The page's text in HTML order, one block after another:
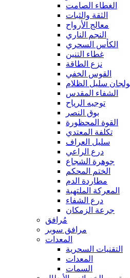
الغطاء الصامت
الثقة والثبات
معالج الأرواح
النجم الناري
الكأس السحري
غطاء التنين
نزع الطاقة
القوس الخفي
سليل الظلام
الشفاء المقدس
توجيه الرياح
بوق النصر
القوة المحظورة
تكلفة المعتدي
سليل العراف
درع الراعي
جوهرة الشجاع
الختم المحكم
مطاردة الدم
المعركة الملتهبة
درع الشفاء
جرعة الزمكان
مُرافق
مرافق سوبر
المعدات
التقنيات السحرية
المعدات
السمات